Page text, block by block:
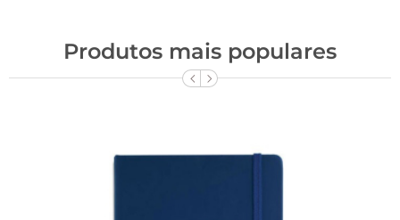
Produtos mais populares